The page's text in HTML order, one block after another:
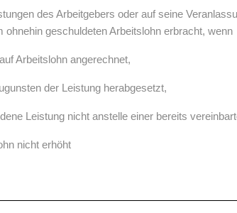
des Arbeitgebers oder auf seine
geschuldeten Arbeitslohn erbracht, wenn
Arbeitslohn angerechnet,
der Leistung herabgesetzt,
Leistung nicht anstelle einer bereits
nicht erhöht